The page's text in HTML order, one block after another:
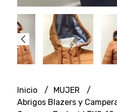
Inicio
MUJER
Abrigos Blazers y